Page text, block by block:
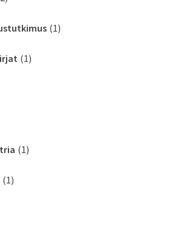
(1)
(1)
(1)
(1)